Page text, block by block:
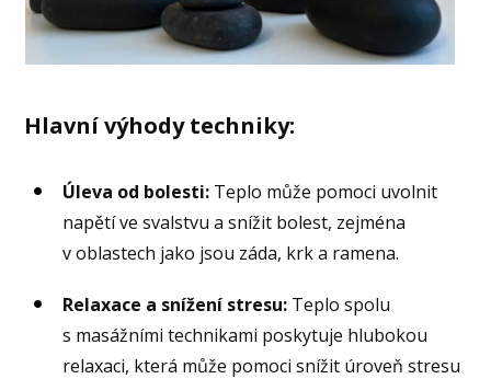
Hlavní výhody techniky:
Úleva od bolesti: Teplo může pomoci uvolnit
napětí ve svalstvu a snížit bolest, zejména
v oblastech jako jsou záda, krk a ramena.
Relaxace a snížení stresu: Teplo spolu
s masážními technikami poskytuje hlubokou
relaxaci, která může pomoci snížit úroveň stresu